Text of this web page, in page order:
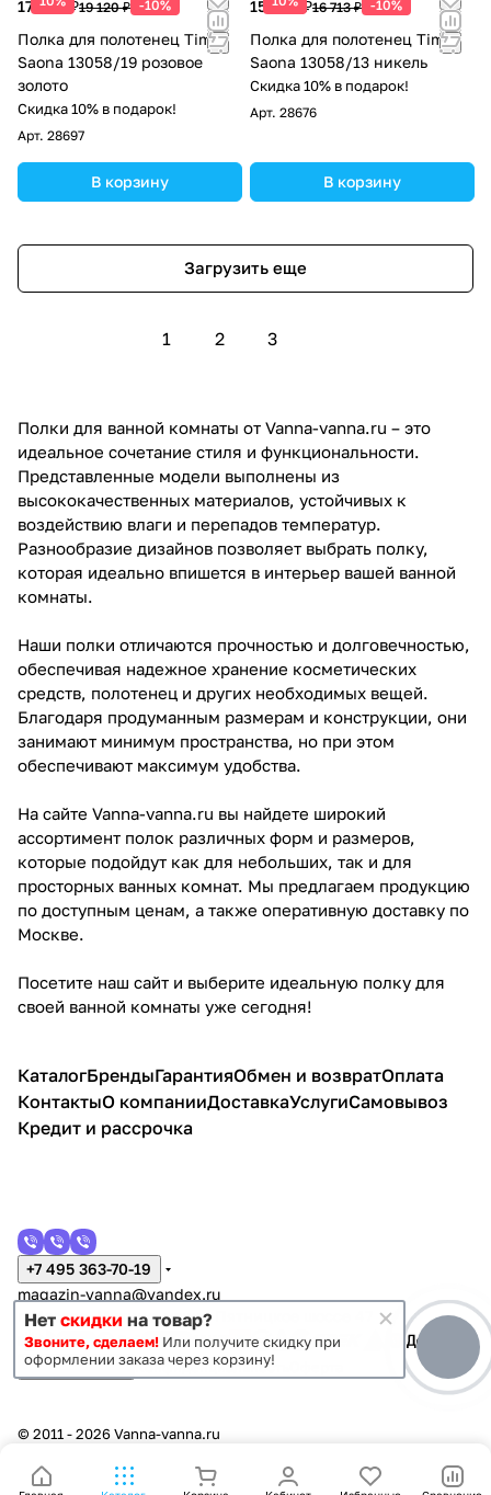
17 208 ₽19 120 ₽ -10%
Полка для полотенец Timo
Saona 13058/19 розовое
золото
Скидка 10% в подарок!
Арт. 28697
В корзину
15 042 ₽16 713 ₽ -10%
Полка для полотенец Timo
Saona 13058/13 никель
Скидка 10% в подарок!
Арт. 28676
В корзину
Загрузить еще
1 2 3
Полки для ванной комнаты от Vanna-vanna.ru – это
идеальное сочетание стиля и функциональности.
Представленные модели выполнены из
высококачественных материалов, устойчивых к
воздействию влаги и перепадов температур.
Разнообразие дизайнов позволяет выбрать полку,
которая идеально впишется в интерьер вашей ванной
комнаты.
Наши полки отличаются прочностью и долговечностью,
обеспечивая надежное хранение косметических
средств, полотенец и других необходимых вещей.
Благодаря продуманным размерам и конструкции, они
занимают минимум пространства, но при этом
обеспечивают максимум удобства.
На сайте Vanna-vanna.ru вы найдете широкий
ассортимент полок различных форм и размеров,
которые подойдут как для небольших, так и для
просторных ванных комнат. Мы предлагаем продукцию
по доступным ценам, а также оперативную доставку по
Москве.
Посетите наш сайт и выберите идеальную полку для
своей ванной комнаты уже сегодня!
КаталогБрендыГарантияОбмен и возвратОплата
КонтактыО компанииДоставкаУслугиСамовывоз
Кредит и рассрочка
+7 495 363-70-19
magazin-vanna@yandex.ru
г. Москва, Митино, улица Пятницкое шоссе 47
Темная тема Конфиденциальность
© 2011 - 2026 Vanna-vanna.ru
Нет скидки на товар?
Звоните, сделаем! Или получите скидку при
оформлении заказа через корзину!